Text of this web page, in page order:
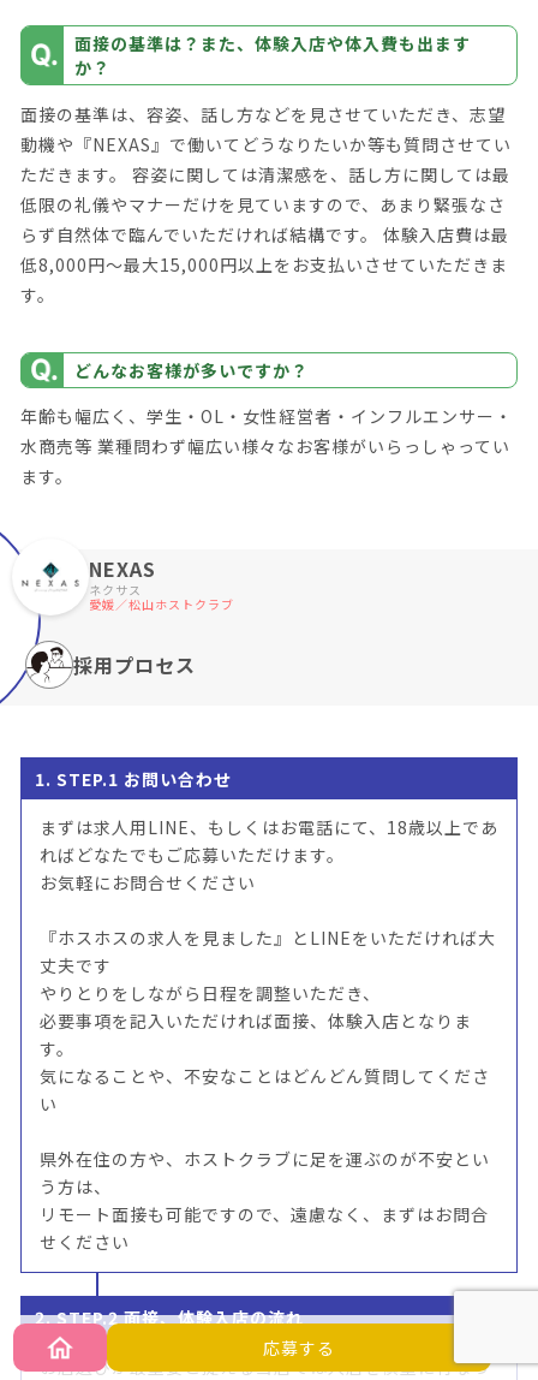
面接の基準は？また、体験入店や体入費も出ます
か？
面接の基準は、容姿、話し方などを見させていただき、志望
動機や『NEXAS』で働いてどうなりたいか等も質問させてい
ただきます。 容姿に関しては清潔感を、話し方に関しては最
低限の礼儀やマナーだけを見ていますので、あまり緊張なさ
らず自然体で臨んでいただければ結構です。 体験入店費は最
低8,000円～最大15,000円以上をお支払いさせていただきま
す。
どんなお客様が多いですか？
年齢も幅広く、学生・OL・女性経営者・インフルエンサー・
水商売等 業種問わず幅広い様々なお客様がいらっしゃってい
ます。
NEXAS
ネクサス
愛媛／松山ホストクラブ
採用プロセス
1. STEP.1 お問い合わせ
まずは求人用LINE、もしくはお電話にて、18歳以上であ
ればどなたでもご応募いただけます。
お気軽にお問合せください
『ホスホスの求人を見ました』とLINEをいただければ大
丈夫です
やりとりをしながら日程を調整いただき、
必要事項を記入いただければ面接、体験入店となりま
す。
気になることや、不安なことはどんどん質問してくださ
い
県外在住の方や、ホストクラブに足を運ぶのが不安とい
う方は、
リモート面接も可能ですので、遠慮なく、まずはお問合
せください
2. STEP.2 面接、体験入店の流れ
お店選びが最重要と捉える当店では入店を慎重に行なっ
応募する